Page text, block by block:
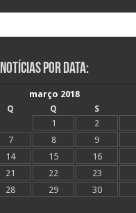
Por Data:
março 2018
Q Q S
1
2
7 8 9
14 15 16
21 22 23
28 29 30